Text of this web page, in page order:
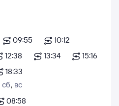
09:55
10:12
12:38 13:34
15:16
18:33
сб, вс
08:58